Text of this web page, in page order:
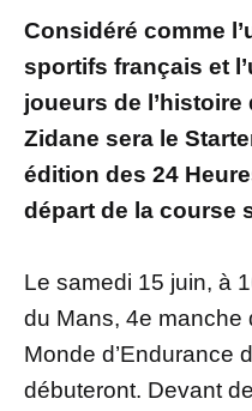
Considéré comme
sportifs français et
joueurs de
Zidane sera le
édition des 24
départ de la course
Le samedi 15 juin, à
du Mans, 4e manche
Monde d’Endurance
débuteront. Devant